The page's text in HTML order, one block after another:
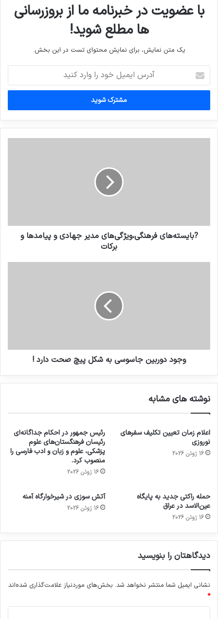
با عضویت در خبرنامه ما از بروزرسانی
ها مطلع شوید!
یک متن نمایش، برای نمایش محتوای تست در این بخش.
ایمیل
خود
وارد
کنید
?بایسته‌های فرهنگی،ویژگی‌های مدیر جهادی و پیامدها و
برکات
وجود دوربین جاسوسی به شکل پیچ صحت دارد !
نوشته های مشابه
اعلام زمان تعیین تکلیف سفرهای
نوروزی
16 ژوئن 2026
رئیس جمهور در احکام جداگانه‌ای
رئیسان فرهنگستان‌های علوم
پزشکی، علوم و زبان و ادب فارسی را
منصوب کرد.
16 ژوئن 2026
حمله راکتی جدید به پایگاه
عین‌الاسد در عراق
16 ژوئن 2026
آتش سوزی در شیرخوارگاه آمنه
16 ژوئن 2026
دیدگاهتان را بنویسید
نشانی ایمیل شما منتشر نخواهد شد. بخش‌های موردنیاز علامت‌گذاری شده‌اند
*